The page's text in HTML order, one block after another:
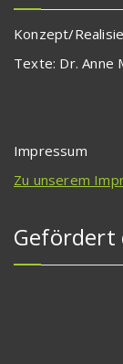
Konzept/
Texte: Dr. Anne
Impressum
Zu unserem
Gefördert